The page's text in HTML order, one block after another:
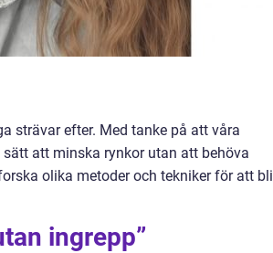
strävar efter. Med tanke på att våra
att minska rynkor utan att behöva
olika metoder och tekniker för att bli
ingrepp”